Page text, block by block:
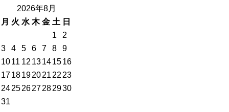
2026年8月
月 火 水 木 金 土 日
1
2
3
4 5 6 7 8
9
1011 12 13141516
1718192021 22 23
24252627282930
31